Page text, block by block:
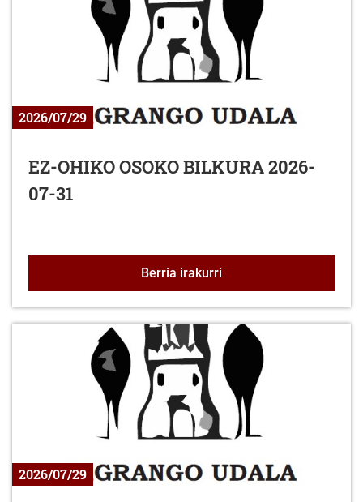
2026/07/29
EZ-OHIKO OSOKO BILKURA 2026-
07-31
Berria irakurri
2026/07/29